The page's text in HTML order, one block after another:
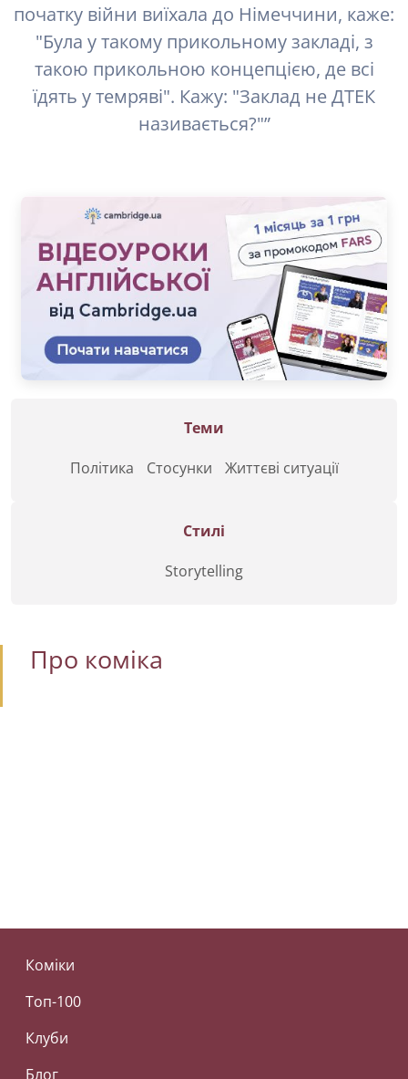
початку війни виїхала до Німеччини, каже:
"Була у такому прикольному закладі, з
такою прикольною концепцією, де всі
їдять у темряві". Кажу: "Заклад не ДТЕК
називається?"”
Теми
Політика
Стосунки Життєві ситуації
Стилі
Storytelling
Про коміка
Коміки
Топ-100
Клуби
Блог